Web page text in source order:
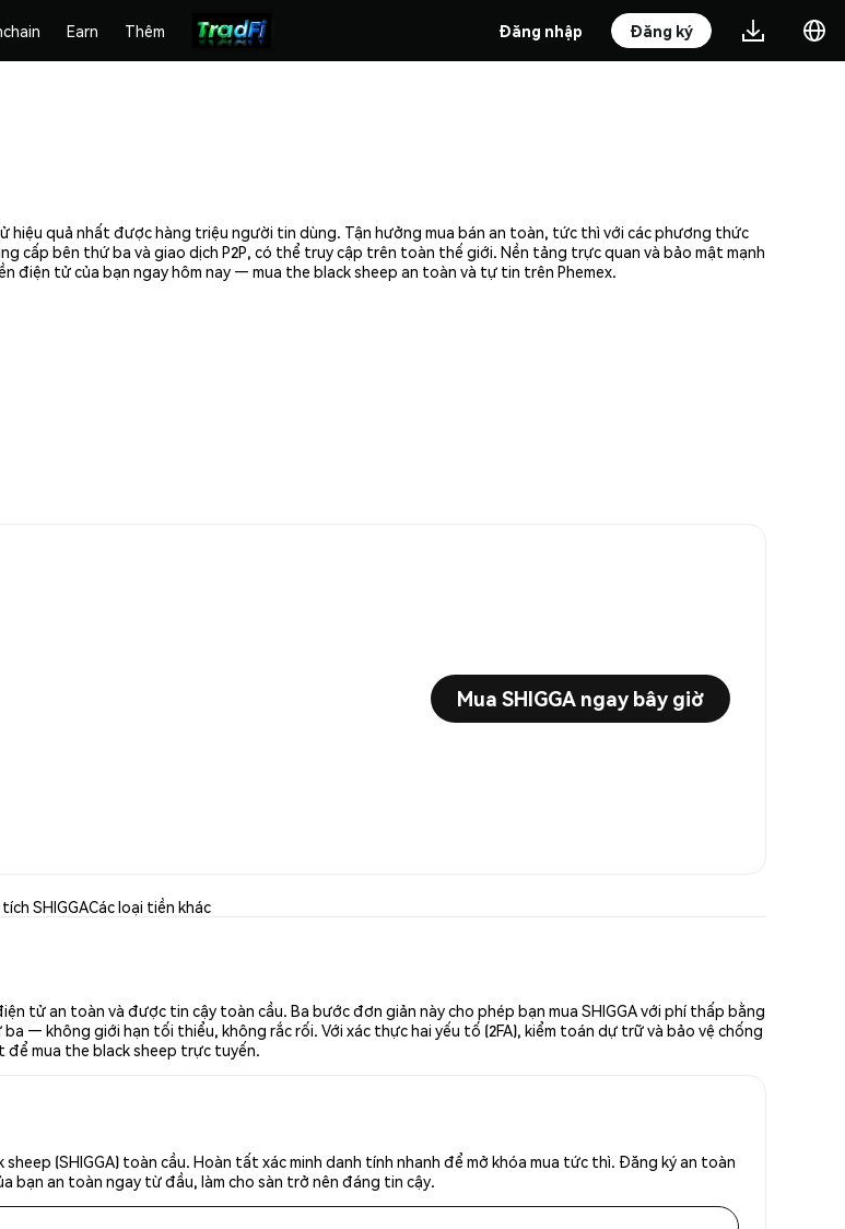
Earn Thêm Đăng nhập Đăng ký
hiệu quả nhất được hàng triệu người tin dùng. Tận hưởng mua bán an toàn, tức thì với các phương thức
cấp bên thứ ba và giao dịch P2P, có thể truy cập trên toàn thế giới. Nền tảng trực quan và bảo mật mạnh
điện tử của bạn ngay hôm nay — mua the black sheep an toàn và tự tin trên Phemex.
Mua SHIGGA ngay bây giờ
SHIGGACác loại tiền khác
tử an toàn và được tin cậy toàn cầu. Ba bước đơn giản này cho phép bạn mua SHIGGA với phí thấp bằng
— không giới hạn tối thiểu, không rắc rối. Với xác thực hai yếu tố (2FA), kiểm toán dự trữ và bảo vệ chống
để mua the black sheep trực tuyến.
(SHIGGA) toàn cầu. Hoàn tất xác minh danh tính nhanh để mở khóa mua tức thì. Đăng ký an toàn
bạn an toàn ngay từ đầu, làm cho sàn trở nên đáng tin cậy.